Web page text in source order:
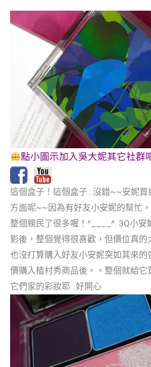
點小圖示加入吳大妮其它社群
這個盒子！這個盒子…沒錯~~安妮買
方面呢~~因為有好友小安妮的幫忙
整個親民了很多喔！^____^ 3Q小安
影後，整個覺得很喜歡，但價位真的
也沒打算購入好友小安妮突如其來的
價購入植村秀商品後。。整個就給它
它們家的彩妝耶…好開心